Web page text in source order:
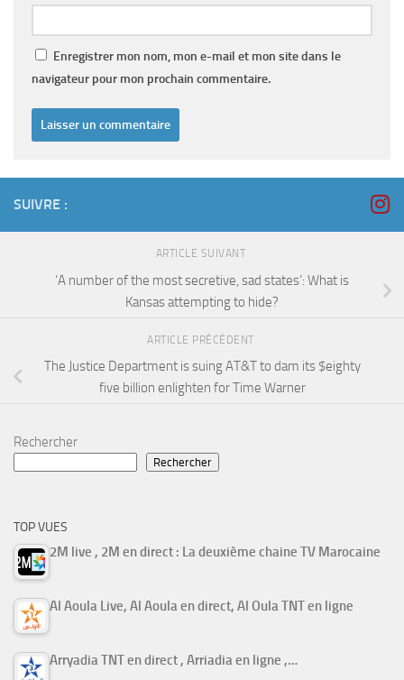
Enregistrer mon nom, mon e-mail et mon site dans le
navigateur pour mon prochain commentaire.
SUIVRE :
ARTICLE SUIVANT
‘A number of the most secretive, sad states’: What is
Kansas attempting to hide?
ARTICLE PRÉCÉDENT
The Justice Department is suing AT&T to dam its $eighty
five billion enlighten for Time Warner
Rechercher
Rechercher
TOP VUES
2M live , 2M en direct : La deuxième chaine TV Marocaine
Al Aoula Live, Al Aoula en direct, Al Oula TNT en ligne
Arryadia TNT en direct , Arriadia en ligne ,…